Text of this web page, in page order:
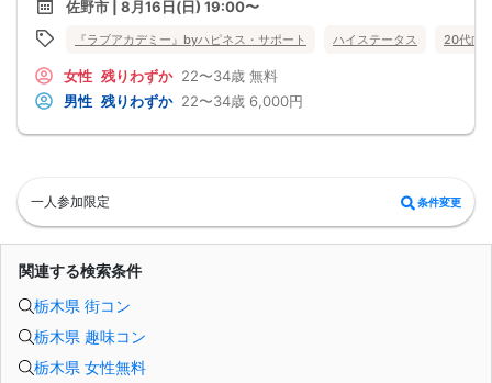
数回[1対1テーブルトーク ]
[ 席替えタイム ]
[ マッチングカード封筒で配布 ]
[ マッチングカード発表なし ]
17:30[ パーティ終了・ご退室 ]
【2】名前･連絡先･メッセージをお書き下さい♪
【3】連絡先をお伝えする方法になるので積極的にご活用下さい♪
《女性の声を反映されたカフェ店での出会い》
★お一人の方もご参加大歓迎★
★ハイステータスや公務員の方も大歓迎★
2026年8月16日(日曜)
【参加条件】
独身男性・独身女性
特別ありません
【定員】
３２名まで（最少開催2：2）
【飲食内容】
食事：スイーツ
飲物：1ドリンク付き（ソフトドリンク）
住所：栃木県佐野市高萩町５２９−１
97台有
※ 駐車場に限りがございます
※ なるべく乗り合わせの上お越し下さい
佐野市 | 8月16日(日) 19:00〜
『ラブアカデミー』byハピネス・サポート ハイステータス 20代向
女性 残りわずか 22〜34歳 無料
男性 残りわずか 22〜34歳 6,000円
一人参加限定 条件変更
関連する検索条件
栃木県 街コン
栃木県 趣味コン
栃木県 女性無料